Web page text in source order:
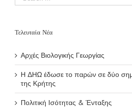
Τελευταία Νέα
Αρχές Βιολογικής Γεωργίας
Η ΔΗΩ έδωσε το παρών σε δύο
της Κρήτης
Πολιτική Ισότητας & Ένταξης